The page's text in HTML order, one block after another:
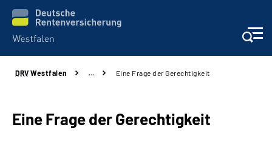
Kontakt und Beratung
Broschüren und mehr
DRV Westfalen … Eine Frage der Gerechtigkeit
Eine Frage der Gerechtigkeit